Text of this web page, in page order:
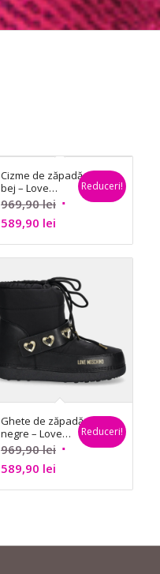
Cizme de zăpadă
bej – Love
Moschino
969,90lei Prețul
a
fost:
969,90 lei.
589,90 leiPrețul
curent
este:
589,90 lei.
Reduceri!
Ghete de zăpadă
negre – Love
Moschino
969,90lei Prețul
a
589,90 leiPrețul
curent
Reduceri!